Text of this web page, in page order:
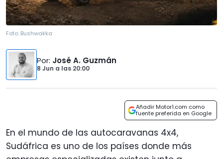
Foto: Bushwakka
Por: José A. Guzmán
8 Jun a las 20:00
Añadir Motor1.com como
fuente preferida en Google
En el mundo de las autocaravanas 4x4,
Sudáfrica es uno de los países donde más